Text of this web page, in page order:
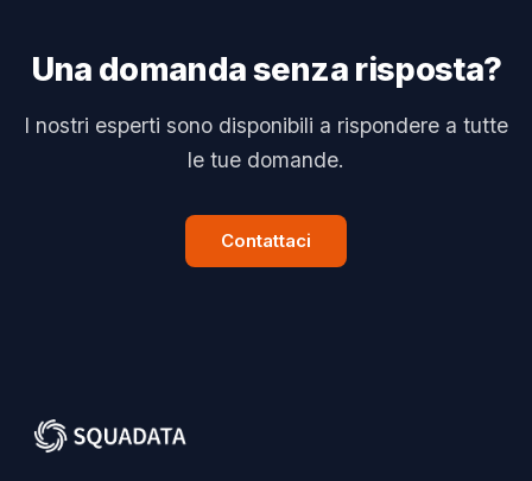
Una domanda senza risposta?
I nostri esperti sono disponibili a rispondere a tutte
le tue domande.
Contattaci